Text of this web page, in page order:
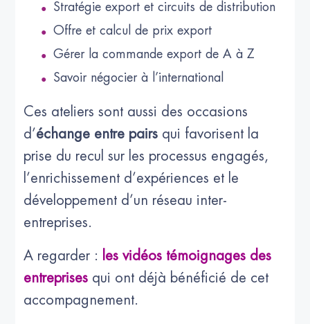
Stratégie export et circuits de distribution
Offre et calcul de prix export
Gérer la commande export de A à Z
Savoir négocier à l’international
Ces ateliers sont aussi des occasions
d’échange entre pairs qui favorisent la
prise du recul sur les processus engagés,
l’enrichissement d’expériences et le
développement d’un réseau inter-
entreprises.
A regarder :
les vidéos témoignages des
entreprises qui ont déjà bénéficié de cet
accompagnement.